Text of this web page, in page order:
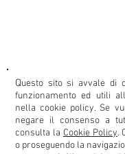
Questo sito si avvale di
funzionamento ed utili
nella cookie policy. Se
negare il consenso a
consulta la Cookie Policy.
o proseguendo la